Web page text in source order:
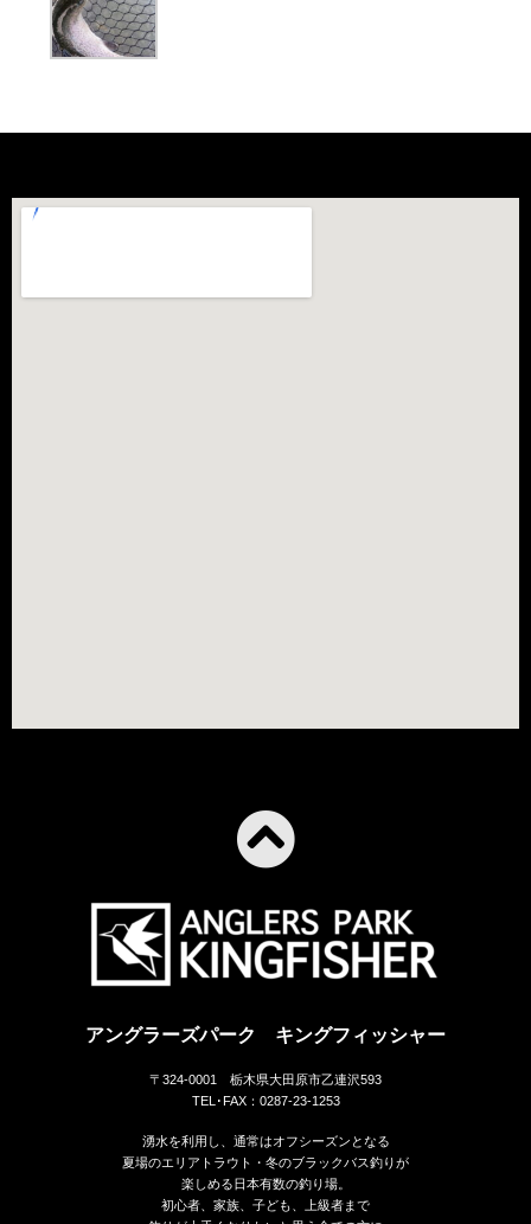
アングラーズパーク キングフィッシャー
〒324-0001 栃木県大田原市乙連沢593
TEL･FAX：0287-23-1253
湧水を利用し、通常はオフシーズンとなる
夏場のエリアトラウト・冬のブラックバス釣りが
楽しめる日本有数の釣り場。
初心者、家族、子ども、上級者まで